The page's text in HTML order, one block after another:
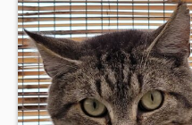
ACTUALITÉS
ADOPTER
NOUS AIDER